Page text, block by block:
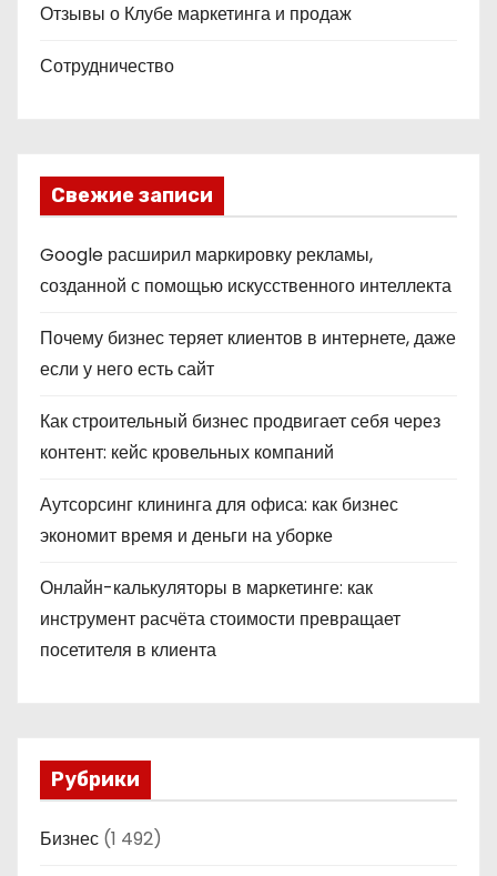
Отзывы о Клубе маркетинга и продаж
Сотрудничество
Свежие записи
Google расширил маркировку рекламы,
созданной с помощью искусственного интеллекта
Почему бизнес теряет клиентов в интернете, даже
если у него есть сайт
Как строительный бизнес продвигает себя через
контент: кейс кровельных компаний
Аутсорсинг клининга для офиса: как бизнес
экономит время и деньги на уборке
Онлайн-калькуляторы в маркетинге: как
инструмент расчёта стоимости превращает
посетителя в клиента
Рубрики
Бизнес (1 492)